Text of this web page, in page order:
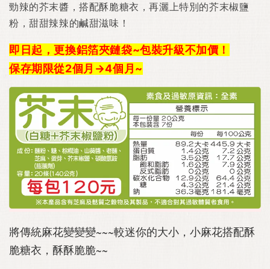
勁辣的芥末醬，搭配酥脆糖衣，再灑上特別的芥末椒鹽
粉，甜甜辣辣的鹹甜滋味！
即日起，更換鋁箔夾鏈袋~包裝升級不加價！
保存期限從2個月→4個月~
將傳統麻花變變變~~~較迷你的大小，小麻花搭配酥
脆糖衣，酥酥脆脆~~